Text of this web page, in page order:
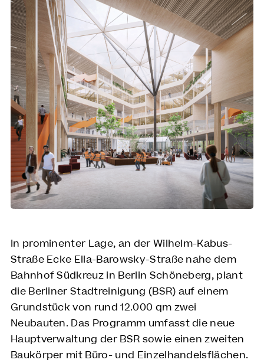
In prominenter Lage, an der Wilhelm-Kabus-
Straße Ecke Ella-Barowsky-Straße nahe dem
Bahnhof Südkreuz in Berlin Schöneberg, plant
die Berliner Stadtreinigung (BSR) auf einem
Grundstück von rund 12.000 qm zwei
Neubauten. Das Programm umfasst die neue
Hauptverwaltung der BSR sowie einen zweiten
Baukörper mit Büro- und Einzelhandelsflächen.